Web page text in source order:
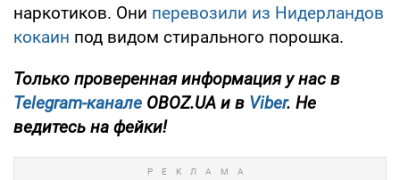
наркотиков. Они перевозили из Нидерландов
кокаин под видом стирального порошка.
Только проверенная информация у нас в
Telegram-канале OBOZ.UA и в Viber. Не
ведитесь на фейки!